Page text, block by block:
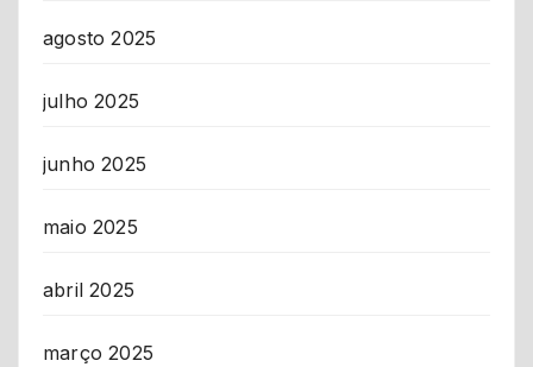
agosto 2025
julho 2025
junho 2025
maio 2025
abril 2025
março 2025